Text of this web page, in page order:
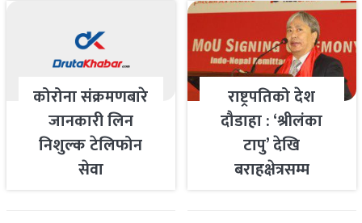
कोरोना संक्रमणबारे
जानकारी लिन
निशुल्क टेलिफोन
सेवा
राष्ट्रपतिको देश
दौडाहा : ‘श्रीलंका
टापु’ देखि
बराहक्षेत्रसम्म